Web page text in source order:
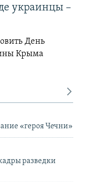
украинцы –
День
Крыма
«героя Чечни»
разведки